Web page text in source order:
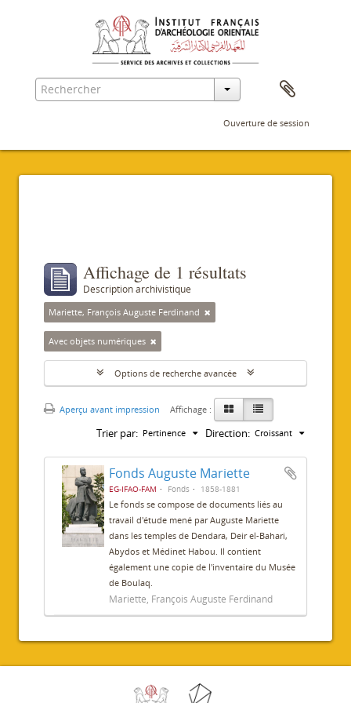
Ouverture de session
Affichage de 1 résultats
Description archivistique
Mariette, François Auguste Ferdinand
Avec objets numériques
Options de recherche avancée
Aperçu avant impression Affichage :
Trier par: Pertinence Direction: Croissant
Fonds Auguste Mariette
EG-IFAO-FAM Fonds 1858-1881
Le fonds se compose de documents liés au
travail d'étude mené par Auguste Mariette
dans les temples de Dendara, Deir el-Bahari,
Abydos et Médinet Habou. Il contient
également une copie de l'inventaire du Musée
de Boulaq.
Mariette, François Auguste Ferdinand